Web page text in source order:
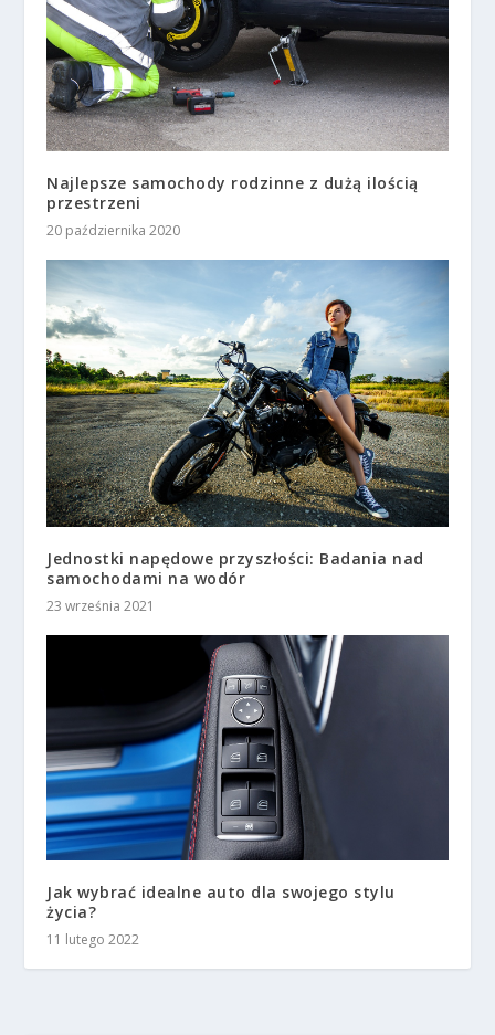
Najlepsze samochody rodzinne z dużą ilością
przestrzeni
20 października 2020
Jednostki napędowe przyszłości: Badania nad
samochodami na wodór
23 września 2021
Jak wybrać idealne auto dla swojego stylu
życia?
11 lutego 2022